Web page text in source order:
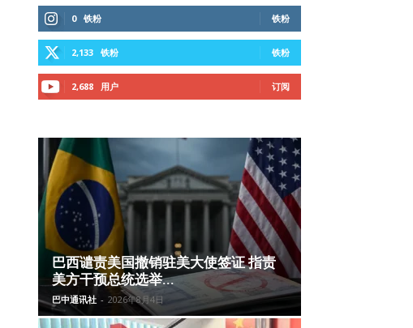
0 铁粉 铁粉
2,133 铁粉 铁粉
2,688 用户 订阅
巴西谴责美国撤销驻美大使签证 指责
美方干预总统选举...
巴中通讯社 - 2026年8月4日